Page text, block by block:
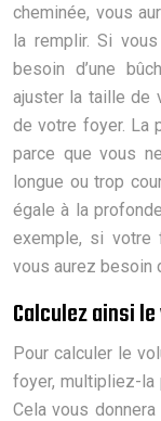
cheminée, vous
la remplir. Si
besoin d’une
ajuster la taille de
de votre foyer. La
parce que vous
longue ou trop
égale à la
exemple, si votre
vous aurez besoin
Calculez ainsi
Pour calculer le
foyer, multipliez-la
Cela vous